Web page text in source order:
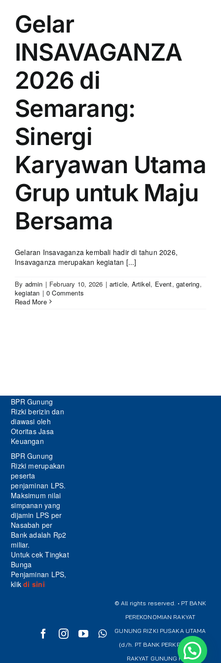
Gelar
INSAVAGANZA
2026 di
Semarang:
Sinergi
Karyawan Utama
Grup untuk Maju
Bersama
Gelaran Insavaganza kembali hadir di tahun 2026,
Insavaganza merupakan kegiatan [...]
By admin | February 10, 2026 | article, Artikel, Event,gatering,
kegiatan | 0 Comments
Read More
BPR Gunung
Rizki berizin dan
diawasi oleh
Otoritas Jasa
Keuangan
BPR Gunung
Rizki merupakan
peserta
penjaminan LPS.
Maksimum nilai
simpanan yang
dijamin LPS per
Nasabah per
Bank adalah Rp2
miliar.
Untuk cek Tingkat
Bunga
Penjaminan LPS,
klik di sini
© All rights reserved. • PT BANK
PEREKONOMIAN RAKYAT
GUNUNG RIZKI PUSAKA UTAMA
(d/h. PT BANK PERKREDITAN
RAKYAT GUNUNG RIZKI